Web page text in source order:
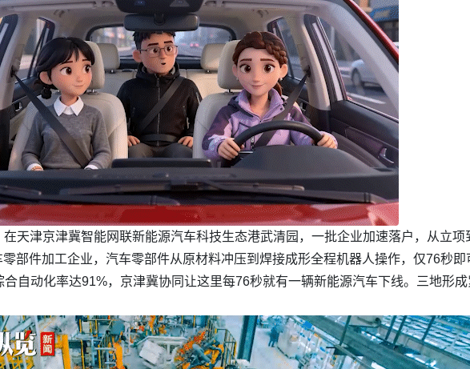
天津京津冀智能网联新能源汽车科技生态港武清园，一批企业加速落户，从立
部件加工企业，汽车零部件从原材料冲压到焊接成形全程机器人操作，仅76秒
自动化率达91%，京津冀协同让这里每76秒就有一辆新能源汽车下线。三地形